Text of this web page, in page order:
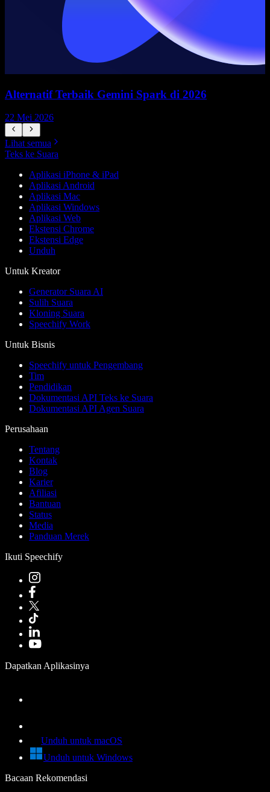
Alternatif Terbaik Gemini Spark di 2026
22 Mei 2026
Lihat semua
Teks ke Suara
Aplikasi iPhone & iPad
Aplikasi Android
Aplikasi Mac
Aplikasi Windows
Aplikasi Web
Ekstensi Chrome
Ekstensi Edge
Unduh
Untuk Kreator
Generator Suara AI
Sulih Suara
Kloning Suara
Speechify Work
Untuk Bisnis
Speechify untuk Pengembang
Tim
Pendidikan
Dokumentasi API Teks ke Suara
Dokumentasi API Agen Suara
Perusahaan
Tentang
Kontak
Blog
Karier
Afiliasi
Bantuan
Status
Media
Panduan Merek
Ikuti Speechify
Dapatkan Aplikasinya
Unduh untuk macOS
Unduh untuk Windows
Bacaan Rekomendasi